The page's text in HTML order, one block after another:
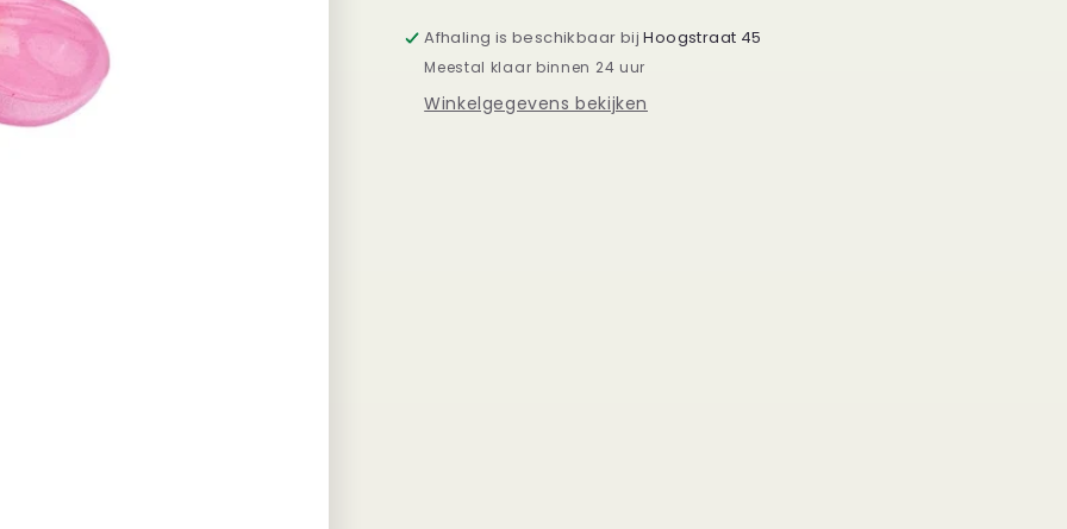
roze
roze
Afhaling is beschikbaar bijHoogstraat 45
Meestal klaar binnen 24 uur
Winkelgegevens bekijken